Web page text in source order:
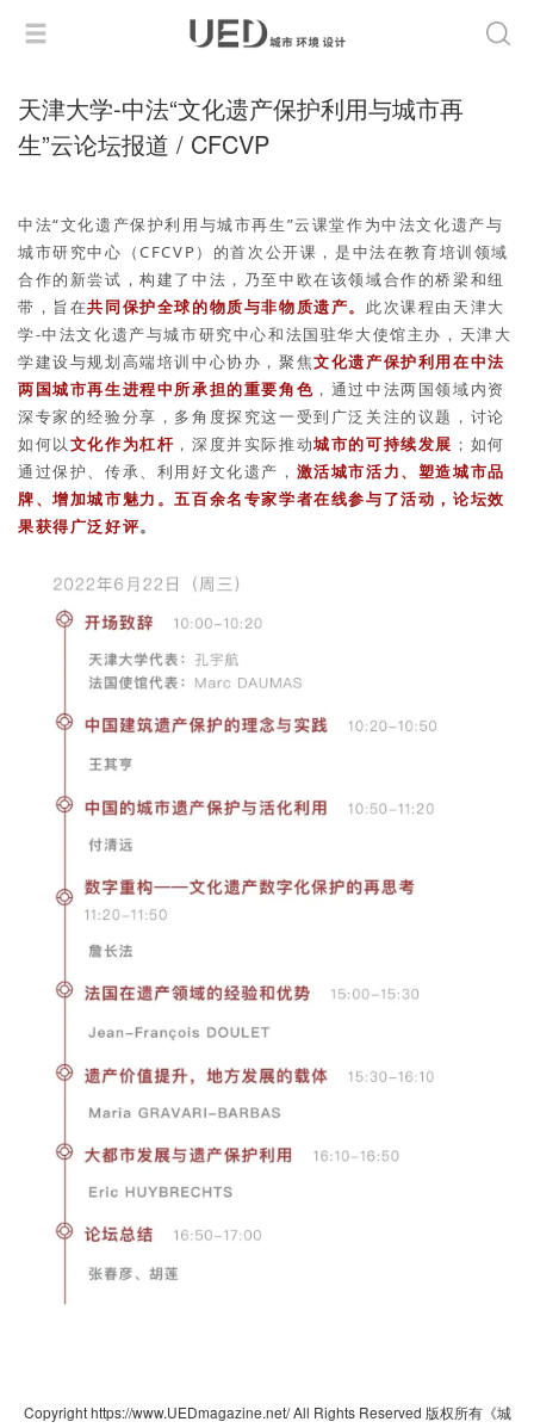
天津大学-中法“文化遗产保护利用与城市再
生”云论坛报道 / CFCVP
中法“文化遗产保护利用与城市再生”云课堂作为中法文化遗产与
城市研究中心（CFCVP）的首次公开课，是中法在教育培训领域
合作的新尝试，构建了中法，乃至中欧在该领域合作的桥梁和纽
带，旨在共同保护全球的物质与非物质遗产。 此次课程由天津大
学-中法文化遗产与城市研究中心和法国驻华大使馆主办，天津大
学建设与规划高端培训中心协办，聚焦文化遗产保护利用在中法
两国城市再生进程中所承担的重要角色 ，通过中法两国领域内资
深专家的经验分享，多角度探究这一受到广泛关注的议题，讨论
如何以文化作为杠杆 ，深度并实际推动城市的可持续发展 ；如何
通过保护、传承、利用好文化遗产， 激活城市活力、塑造城市品
牌、增加城市魅力。五百余名专家学者在线参与了活动，论坛效
果获得广泛好评。
Copyright https://www.UEDmagazine.net/ All Rights Reserved 版权所有《城